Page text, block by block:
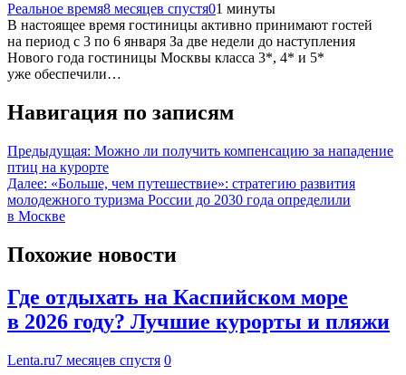
Реальное время8 месяцев спустя01 минуты
В настоящее время гостиницы активно принимают гостей
на период с 3 по 6 января За две недели до наступления
Нового года гостиницы Москвы класса 3*, 4* и 5*
уже обеспечили…
Навигация по записям
Предыдущая: Можно ли получить компенсацию за нападение
птиц на курорте
Далее: «Больше, чем путешествие»: стратегию развития
молодежного туризма России до 2030 года определили
в Москве
Похожие новости
Где отдыхать на Каспийском море
в 2026 году? Лучшие курорты и пляжи
Lenta.ru7 месяцев спустя 0